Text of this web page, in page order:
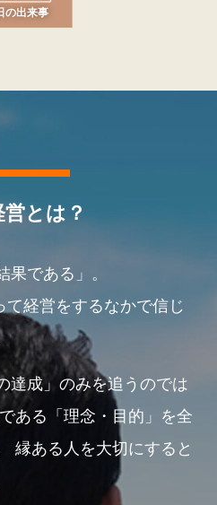
の出来事
とは？
果である」。
経営をするなかで信じ
達成」のみを追うのでは
ある「理念・目的」を全
縁ある人を大切にすると